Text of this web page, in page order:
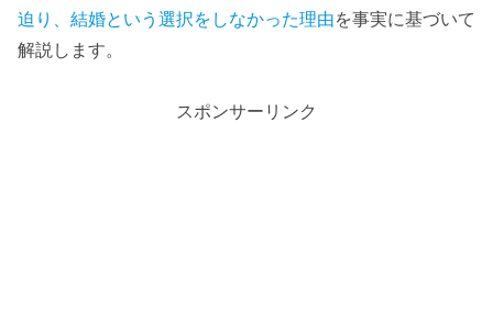
迫り、結婚という選択をしなかった理由を事実に基づいて
解説します。
スポンサーリンク